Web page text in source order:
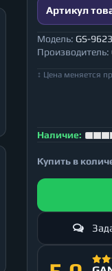
Артикул
Модель: GS-
Производитель:
↕ Цена меняется
Наличие:
Купить в